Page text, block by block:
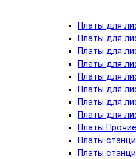
Платы для
Платы для
Платы для
Платы для
Платы для
Платы для
Платы для
Платы для
Платы Прочие
Платы
Платы